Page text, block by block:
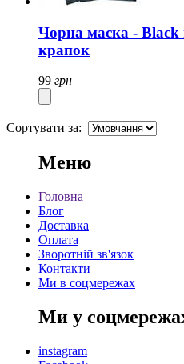
Чорна маска - Black
крапок
99 грн
Сортувати за:
Меню
Головна
Блог
Доставка
Оплата
Зворотній зв'язок
Контакти
Ми в соцмережах
Ми у
instagram